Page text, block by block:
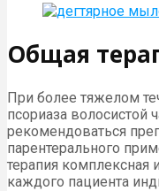
Общая
При более тяжелом
псориаза волосистой
рекомендоваться
парентерального
терапия комплексная
каждого пациента